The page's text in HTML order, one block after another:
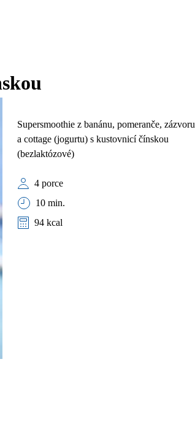
Supersmoothie z banánu, pomeranče, zázvoru
a cottage (jogurtu) s kustovnicí čínskou
(bezlaktózové)
4 porce
10 min.
94 kcal